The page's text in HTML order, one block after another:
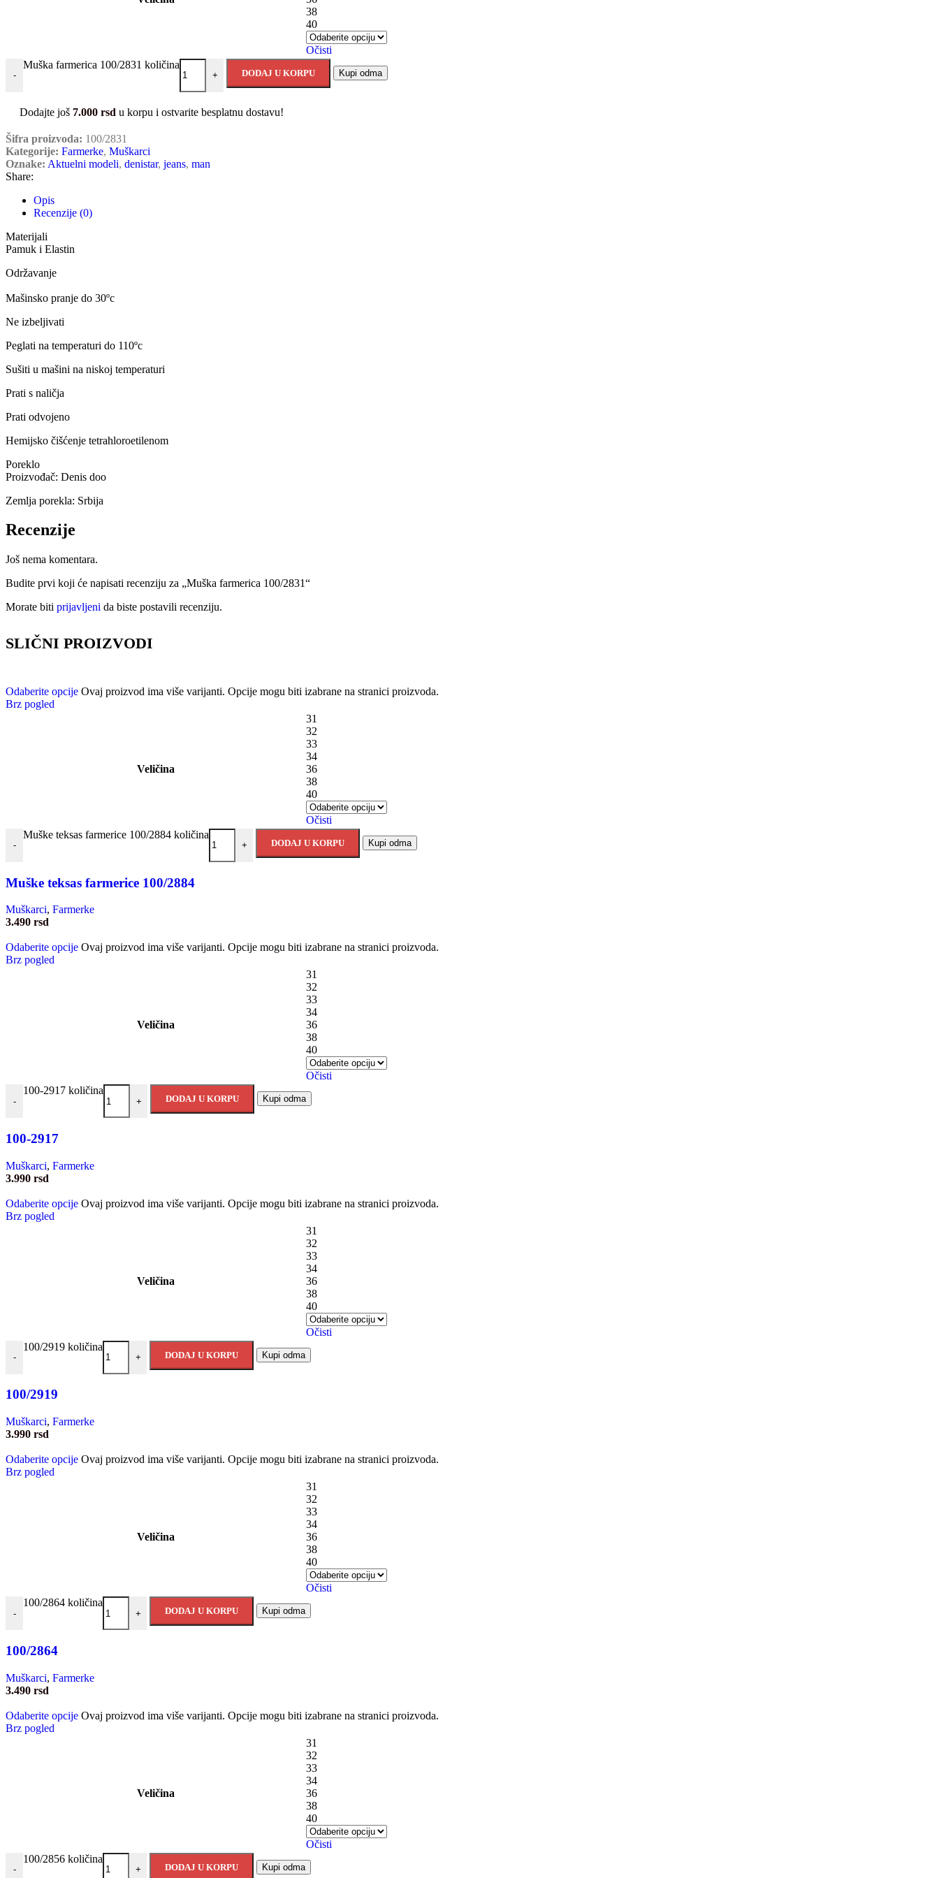
38
40
Očisti
-
Muška farmerica 100/2831 količina
+ DODAJ U KORPU Kupi odma
Dodajte još 7.000 rsd u korpu i ostvarite besplatnu dostavu!
Šifra proizvoda: 100/2831
Kategorije: Farmerke, Muškarci
Oznake: Aktuelni modeli, denistar, jeans, man
Share:
Opis
Recenzije (0)
Materijali
Pamuk i Elastin
Održavanje
Mašinsko pranje do 30ºc
Ne izbeljivati
Peglati na temperaturi do 110ºc
Sušiti u mašini na niskoj temperaturi
Prati s naličja
Prati odvojeno
Hemijsko čišćenje tetrahloroetilenom
Poreklo
Proizvođač: Denis doo
Zemlja porekla: Srbija
Recenzije
Još nema komentara.
Budite prvi koji će napisati recenziju za „Muška farmerica 100/2831“
Morate biti prijavljeni da biste postavili recenziju.
SLIČNI PROIZVODI
Odaberite opcije Ovaj proizvod ima više varijanti. Opcije mogu biti izabrane na stranici proizvoda.
Brz pogled
Veličina
31
32
33
34
36
38
40
Očisti
-
Muške teksas farmerice 100/2884 količina
+ DODAJ U KORPU Kupi odma
Muške teksas farmerice 100/2884
Muškarci, Farmerke
3.490 rsd
Odaberite opcije Ovaj proizvod ima više varijanti. Opcije mogu biti izabrane na stranici proizvoda.
Brz pogled
Veličina
31
32
33
34
36
38
40
Očisti
-
100-2917 količina
+ DODAJ U KORPU Kupi odma
100-2917
Muškarci, Farmerke
3.990 rsd
Odaberite opcije Ovaj proizvod ima više varijanti. Opcije mogu biti izabrane na stranici proizvoda.
Brz pogled
Veličina
31
32
33
34
36
38
40
Očisti
-
100/2919 količina
+ DODAJ U KORPU Kupi odma
100/2919
Muškarci, Farmerke
3.990 rsd
Odaberite opcije Ovaj proizvod ima više varijanti. Opcije mogu biti izabrane na stranici proizvoda.
Brz pogled
Veličina
31
32
33
34
36
38
40
Očisti
-
100/2864 količina
+ DODAJ U KORPU Kupi odma
100/2864
Muškarci, Farmerke
3.490 rsd
Odaberite opcije Ovaj proizvod ima više varijanti. Opcije mogu biti izabrane na stranici proizvoda.
Brz pogled
Veličina
31
32
33
34
36
38
40
Očisti
-
100/2856 količina
+ DODAJ U KORPU Kupi odma